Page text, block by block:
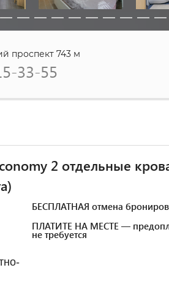
проспект 743 м
33-55
2 отдельные
БЕСПЛАТНАЯ отмена
ПЛАТИТЕ НА МЕСТЕ —
не требуется